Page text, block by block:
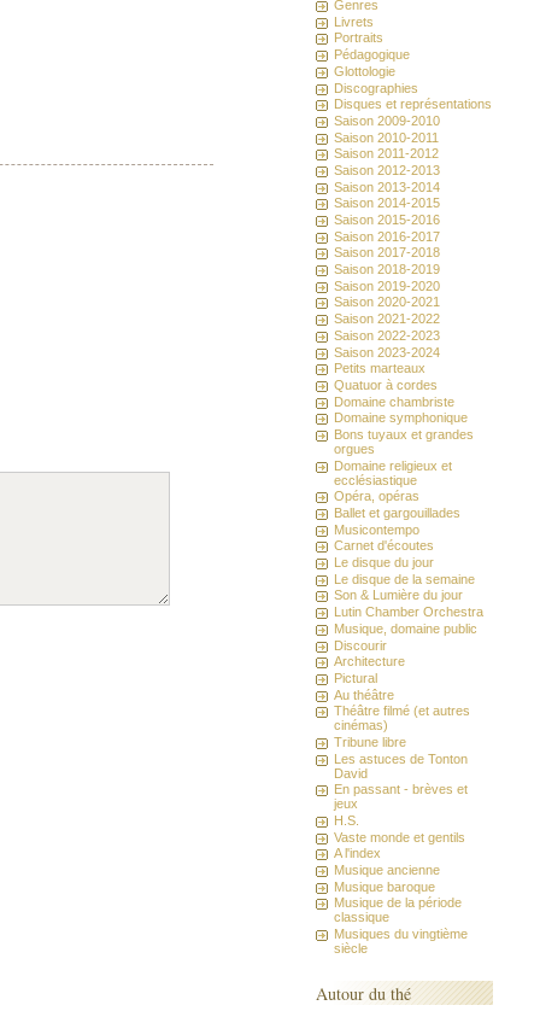
Genres
Livrets
Portraits
Pédagogique
Glottologie
Discographies
Disques et représentations
Saison 2009-2010
Saison 2010-2011
Saison 2011-2012
Saison 2012-2013
Saison 2013-2014
Saison 2014-2015
Saison 2015-2016
Saison 2016-2017
Saison 2017-2018
Saison 2018-2019
Saison 2019-2020
Saison 2020-2021
Saison 2021-2022
Saison 2022-2023
Saison 2023-2024
Petits marteaux
Quatuor à cordes
Domaine chambriste
Domaine symphonique
Bons tuyaux et grandes
orgues
Domaine religieux et
ecclésiastique
Opéra, opéras
Ballet et gargouillades
Musicontempo
Carnet d'écoutes
Le disque du jour
Le disque de la semaine
Son & Lumière du jour
Lutin Chamber Orchestra
Musique, domaine public
Discourir
Architecture
Pictural
Au théâtre
Théâtre filmé (et autres
cinémas)
Tribune libre
Les astuces de Tonton
David
En passant - brèves et
jeux
H.S.
Vaste monde et gentils
A l'index
Musique ancienne
Musique baroque
Musique de la période
classique
Musiques du vingtième
siècle
Autour du thé